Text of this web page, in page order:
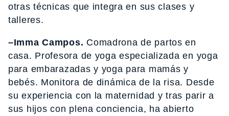
otras técnicas que integra en sus clases y
talleres.
–Imma Campos. Comadrona de partos en
casa. Profesora de yoga especializada en yoga
para embarazadas y yoga para mamás y
bebés. Monitora de dinámica de la risa. Desde
su experiencia con la maternidad y tras parir a
sus hijos con plena conciencia, ha abierto